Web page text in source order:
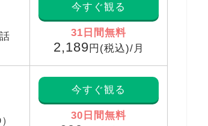
今すぐ観る
31日間無料
2,189 円(税込)/月
今すぐ観る
30日間無料